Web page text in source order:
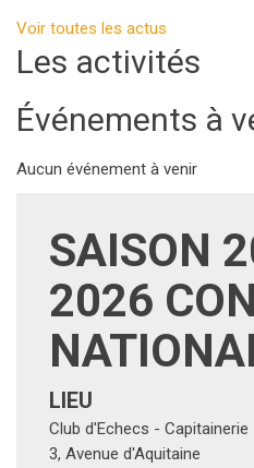
Voir toutes les actus
Les activités
Événements à
Aucun événement à venir
SAISON
2026
LIEU
Club d'Echecs - Capitainerie
3, Avenue d'Aquitaine